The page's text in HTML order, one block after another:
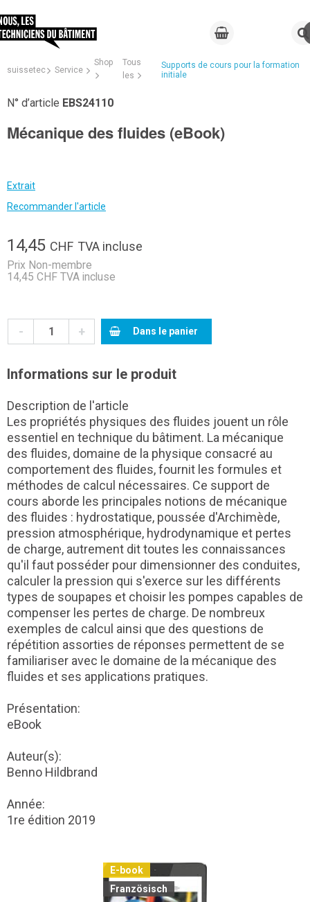
suissetec Service
Shop
Tous
les
Supports de cours pour la formation
initiale
N° d’article EBS24110
Mécanique des fluides (eBook)
Extrait
Recommander l'article
14,45 CHF TVA incluse
Prix Non-membre
14,45 CHF TVA incluse
- + Dans le panier
Informations sur le produit
Description de l'article
Les propriétés physiques des fluides jouent un rôle
essentiel en technique du bâtiment. La mécanique
des fluides, domaine de la physique consacré au
comportement des fluides, fournit les formules et
méthodes de calcul nécessaires. Ce support de
cours aborde les principales notions de mécanique
des fluides : hydrostatique, poussée d'Archimède,
pression atmosphérique, hydrodynamique et pertes
de charge, autrement dit toutes les connaissances
qu'il faut posséder pour dimensionner des conduites,
calculer la pression qui s'exerce sur les différents
types de soupapes et choisir les pompes capables de
compenser les pertes de charge. De nombreux
exemples de calcul ainsi que des questions de
répétition assorties de réponses permettent de se
familiariser avec le domaine de la mécanique des
fluides et ses applications pratiques.
Présentation:
eBook
Auteur(s):
Benno Hildbrand
Année:
1re édition 2019
E-book
Französisch